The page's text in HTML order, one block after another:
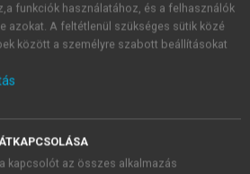
funkciók használatához, és a felhasználók
azokat. A feltétlenül szükséges sütik közé
között a személyre szabott beállításokat
kapcsolót az összes alkalmazás